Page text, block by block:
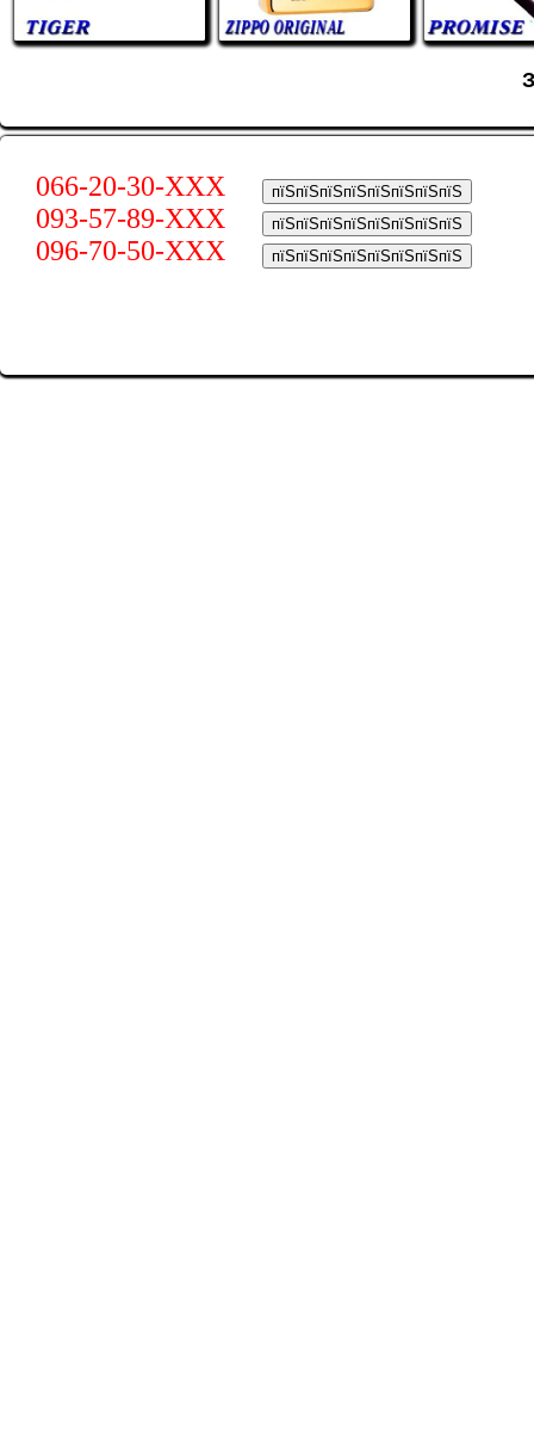
пїЅпїЅпїЅпїЅпїЅпїЅпїЅпїЅ
066-20-30-XXX
пїЅпїЅпїЅпїЅпїЅпїЅпїЅпїЅ
093-57-89-XXX
пїЅпїЅпїЅпїЅпїЅпїЅпїЅпїЅ
096-70-50-XXX